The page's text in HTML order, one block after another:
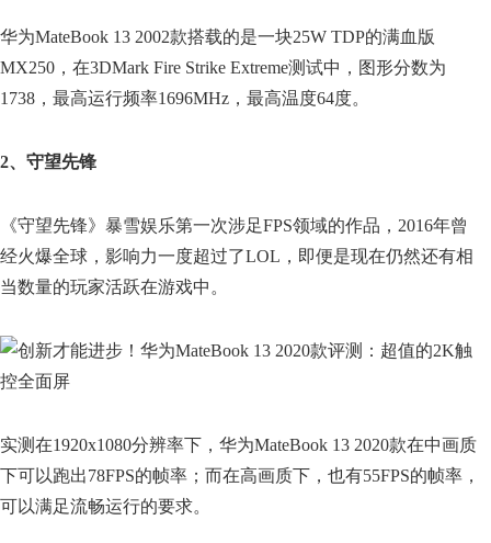
华为MateBook 13 2002款搭载的是一块25W TDP的满血版
MX250，在3DMark Fire Strike Extreme测试中，图形分数为
1738，最高运行频率1696MHz，最高温度64度。
2、守望先锋
《守望先锋》暴雪娱乐第一次涉足FPS领域的作品，2016年曾
经火爆全球，影响力一度超过了LOL，即便是现在仍然还有相
当数量的玩家活跃在游戏中。
实测在1920x1080分辨率下，华为MateBook 13 2020款在中画质
下可以跑出78FPS的帧率；而在高画质下，也有55FPS的帧率，
可以满足流畅运行的要求。